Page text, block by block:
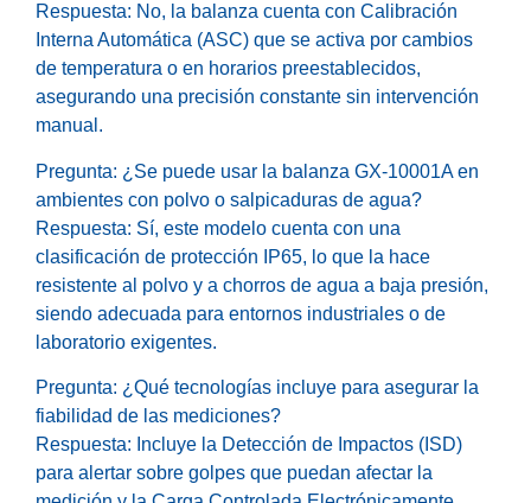
Respuesta: No, la balanza cuenta con Calibración
Interna Automática (ASC) que se activa por cambios
de temperatura o en horarios preestablecidos,
asegurando una precisión constante sin intervención
manual.
Pregunta: ¿Se puede usar la balanza GX-10001A en
ambientes con polvo o salpicaduras de agua?
Respuesta: Sí, este modelo cuenta con una
clasificación de protección IP65, lo que la hace
resistente al polvo y a chorros de agua a baja presión,
siendo adecuada para entornos industriales o de
laboratorio exigentes.
Pregunta: ¿Qué tecnologías incluye para asegurar la
fiabilidad de las mediciones?
Respuesta: Incluye la Detección de Impactos (ISD)
para alertar sobre golpes que puedan afectar la